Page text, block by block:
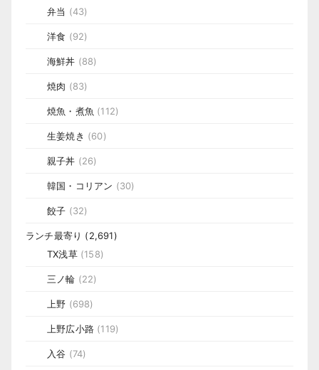
弁当 (43)
洋食 (92)
海鮮丼 (88)
焼肉 (83)
焼魚・煮魚 (112)
生姜焼き (60)
親子丼 (26)
韓国・コリアン (30)
餃子 (32)
ランチ最寄り (2,691)
TX浅草(158)
三ノ輪 (22)
上野 (698)
上野広小路 (119)
入谷 (74)